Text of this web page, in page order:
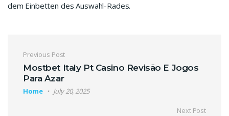
dem Einbetten des Auswahl-Rades.
Previous Post
Mostbet Italy Pt Casino Revisão E Jogos
Para Azar
Home July 20, 2025
Next Post